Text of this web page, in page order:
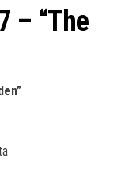
– “The